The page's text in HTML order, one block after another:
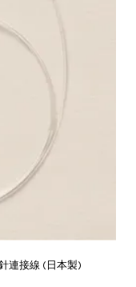
連接線 (日本製)